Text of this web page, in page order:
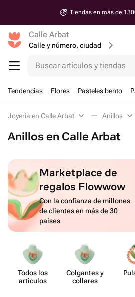
Tiendas en más de
Calle Arbat
Calle y número, ciudad
Buscar artículos y tiendas
Tendencias Flores Pasteles bento
Joyería en Calle Arbat Anillos
Anillos en Calle Arbat
Marketplace de
regalos Flowwow
Con la confianza de millones
de clientes en más de 30
países
Todos los
artículos
Colgantes y
collares